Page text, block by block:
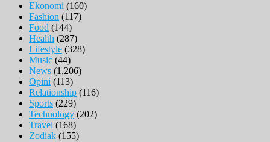
Ekonomi (160)
Fashion (117)
Food (144)
Health (287)
Lifestyle (328)
Music (44)
News (1,206)
Opini (113)
Relationship (116)
Sports (229)
Technology (202)
Travel (168)
Zodiak (155)